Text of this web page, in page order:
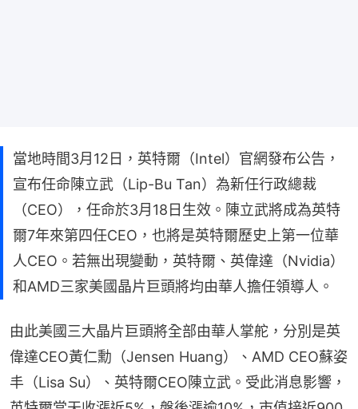
當地時間3月12日，英特爾（Intel）官網發布公告，
宣布任命陳立武（Lip-Bu Tan）為新任行政總裁
（CEO），任命於3月18日生效。陳立武將成為英特
爾7年來第四任CEO，也將是英特爾歷史上第一位華
人CEO。若無出現變動，英特爾、英偉達（Nvidia）
和AMD三家美國晶片巨頭將均由華人擔任領導人。
由此美國三大晶片巨頭將全部由華人掌舵，分別是英
偉達CEO黃仁勳（Jensen Huang）、AMD CEO蘇姿
丰（Lisa Su）、英特爾CEO陳立武。受此消息影響，